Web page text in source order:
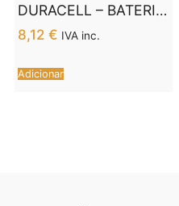
DURACELL – BATERIA
PLUS POWER C LR14
2 UNIDADES
8,12 € IVA inc.
Adicionar